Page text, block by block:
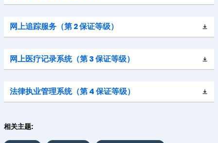
网上追踪服务（第 2 保证等级）
网上医疗记录系统（第 3 保证等级）
法律执业管理系统（第 4 保证等级）
相关主题: